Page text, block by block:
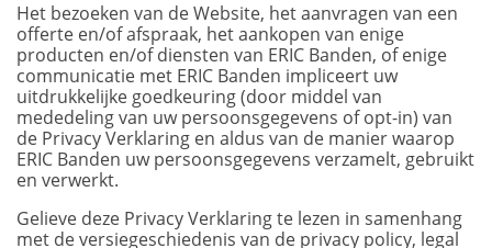
Het bezoeken van de Website, het aanvragen van een
offerte en/of afspraak, het aankopen van enige
producten en/of diensten van ERIC Banden, of enige
communicatie met ERIC Banden impliceert uw
uitdrukkelijke goedkeuring (door middel van
mededeling van uw persoonsgegevens of opt-in) van
de Privacy Verklaring en aldus van de manier waarop
ERIC Banden uw persoonsgegevens verzamelt, gebruikt
en verwerkt.
Gelieve deze Privacy Verklaring te lezen in samenhang
met de versiegeschiedenis van de privacy policy, legal